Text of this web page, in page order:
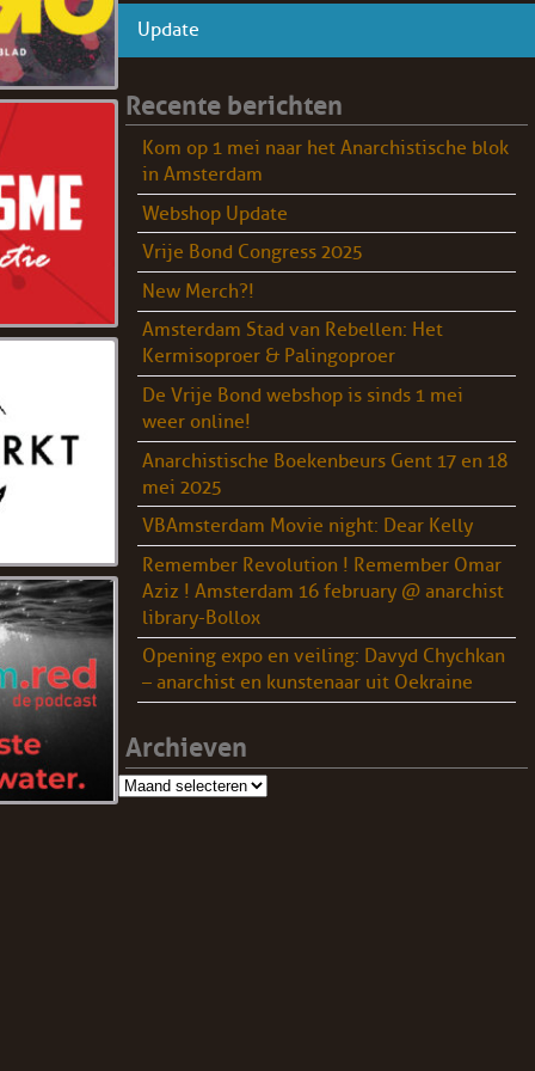
Update
Recente berichten
Kom op 1 mei naar het Anarchistische blok
in Amsterdam
Webshop Update
Vrije Bond Congress 2025
New Merch?!
Amsterdam Stad van Rebellen: Het
Kermisoproer & Palingoproer
De Vrije Bond webshop is sinds 1 mei
weer online!
Anarchistische Boekenbeurs Gent 17 en 18
mei 2025
VBAmsterdam Movie night: Dear Kelly
Remember Revolution ! Remember Omar
Aziz ! Amsterdam 16 february @ anarchist
library-Bollox
Opening expo en veiling: Davyd Chychkan
– anarchist en kunstenaar uit Oekraine
Archieven
Archieven